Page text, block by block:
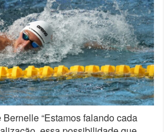
Bernelle “Estamos falando cada